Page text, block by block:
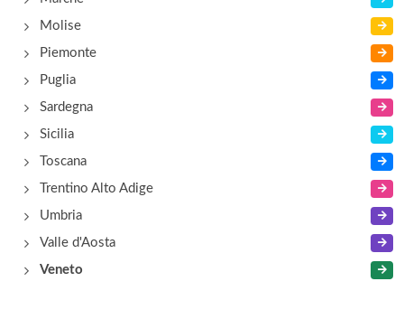
Molise
Piemonte
Puglia
Sardegna
Sicilia
Toscana
Trentino Alto Adige
Umbria
Valle d'Aosta
Veneto